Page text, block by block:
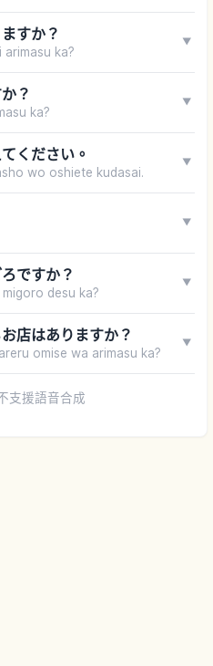
すか？
ka?
▼
？
ka?
▼
ください。
wo oshiete kudasai.
▼
▼
ですか？
desu ka?
▼
店はありますか？
omise wa arimasu ka?
▼
支援語音合成